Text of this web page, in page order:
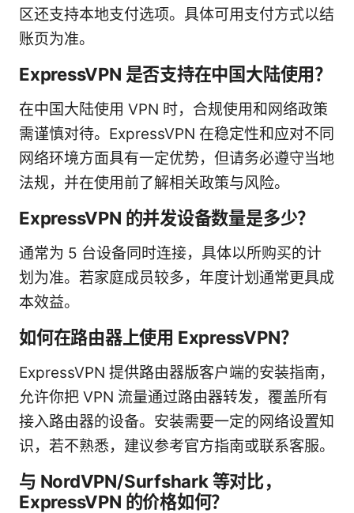
区还支持本地支付选项。具体可用支付方式以结
账页为准。
ExpressVPN 是否支持在中国大陆使用？
在中国大陆使用 VPN 时，合规使用和网络政策
需谨慎对待。ExpressVPN 在稳定性和应对不同
网络环境方面具有一定优势，但请务必遵守当地
法规，并在使用前了解相关政策与风险。
ExpressVPN 的并发设备数量是多少？
通常为 5 台设备同时连接，具体以所购买的计
划为准。若家庭成员较多，年度计划通常更具成
本效益。
如何在路由器上使用 ExpressVPN？
ExpressVPN 提供路由器版客户端的安装指南，
允许你把 VPN 流量通过路由器转发，覆盖所有
接入路由器的设备。安装需要一定的网络设置知
识，若不熟悉，建议参考官方指南或联系客服。
与 NordVPN/Surfshark 等对比，
ExpressVPN 的价格如何？